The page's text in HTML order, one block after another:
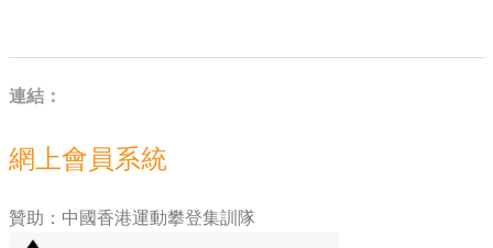
連結：
網上會員系統
贊助：中國香港運動攀登集訓隊